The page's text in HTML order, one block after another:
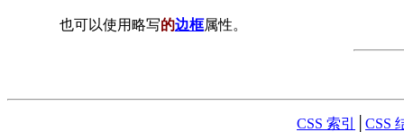
也可以使用略写的边框属性。
CSS 索引 CSS